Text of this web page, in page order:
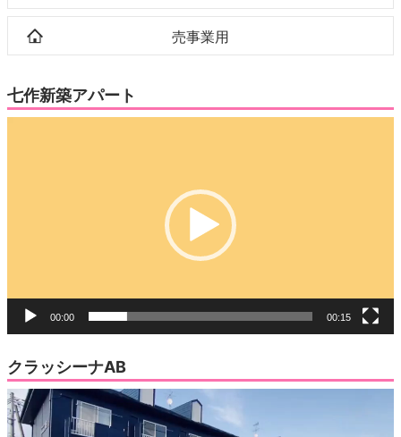
売事業用
七作新築アパート
00:00 00:15
クラッシーナAB
動
画